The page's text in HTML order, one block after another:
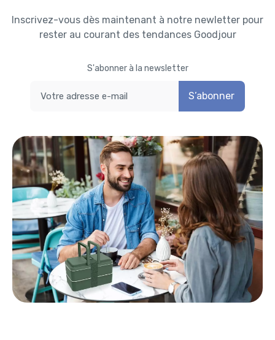
Inscrivez-vous dès maintenant à notre newletter pour
rester au courant des tendances Goodjour
S'abonner à la newsletter
S’abonner